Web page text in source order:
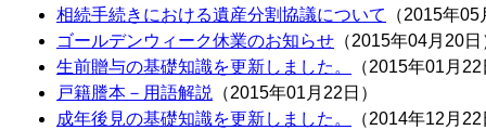
相続手続きにおける遺産分割協議について
（2015年
ゴールデンウィーク休業のお知らせ （2015年04月20日
生前贈与の基礎知識を更新しました。
（2015年01月
戸籍謄本－用語解説
（2015年01月22日）
成年後見の基礎知識を更新しました。
（2014年12月